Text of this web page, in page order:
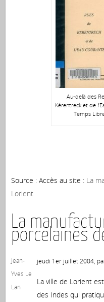
Au-delà des
Kérentreck et de
Temps
Source : Accès au site : La
Lorient
La
porcelaines
jeudi 1er juillet 2004,
Jean-
Yves Le
Lan
La ville de Lorient
des Indes qui